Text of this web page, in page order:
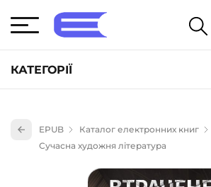
КАТЕГОРІЇ
Книги для дітей (836)
EPUB
Каталог електронних книг
Сучасна художня література